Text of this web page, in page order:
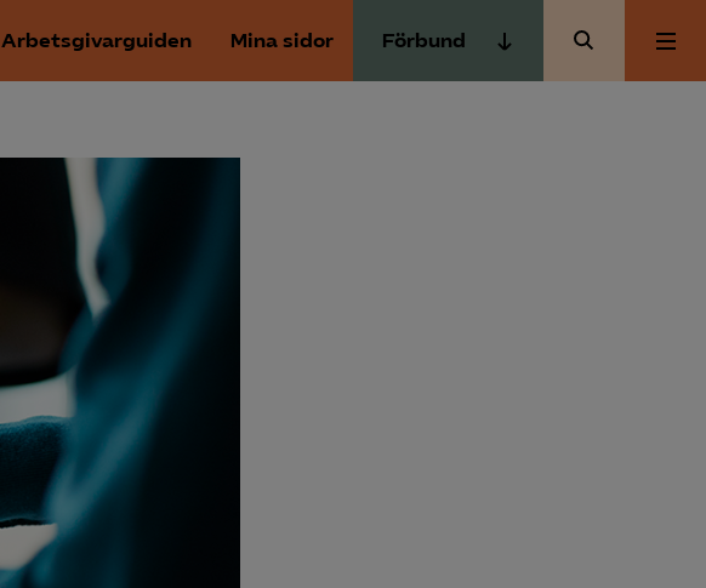
Arbetsgivarguiden Mina sidor Förbund